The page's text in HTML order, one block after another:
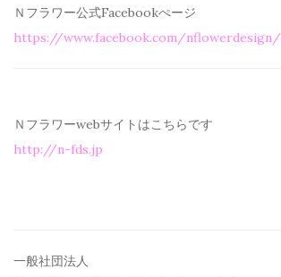
Ｎフラワー公式Facebookぺージ
https://www.facebook.com/nflowerdesign/
Ｎフラワーwebサイトはこちらです
http://n-fds.jp
一般社団法人